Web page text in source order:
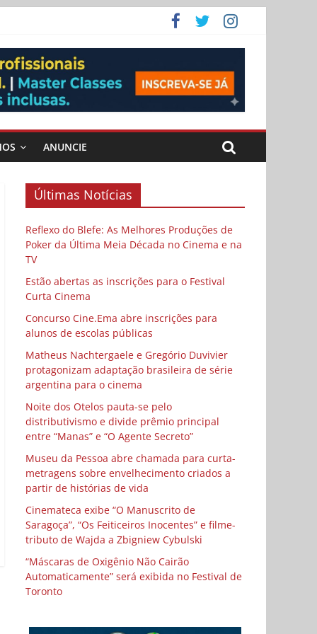
ANUNCIE
Últimas Notícias
Reflexo do Blefe: As Melhores Produções de
Poker da Última Meia Década no Cinema e na
TV
Estão abertas as inscrições para o Festival
Curta Cinema
Concurso Cine.Ema abre inscrições para
alunos de escolas públicas
Matheus Nachtergaele e Gregório Duvivier
protagonizam adaptação brasileira de série
argentina para o cinema
Noite dos Otelos pauta-se pelo
distributivismo e divide prêmio principal
entre “Manas” e “O Agente Secreto”
Museu da Pessoa abre chamada para curta-
metragens sobre envelhecimento criados a
partir de histórias de vida
Cinemateca exibe “O Manuscrito de
Saragoça”, “Os Feiticeiros Inocentes” e filme-
tributo de Wajda a Zbigniew Cybulski
“Máscaras de Oxigênio Não Cairão
Automaticamente” será exibida no Festival de
Toronto